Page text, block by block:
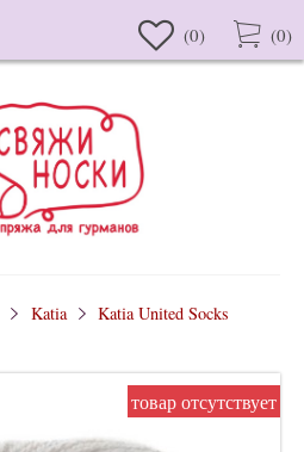
(0) (0)
Katia
Katia United Socks
товар отсутствует